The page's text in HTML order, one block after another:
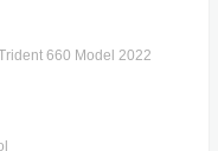
660 Model 2022